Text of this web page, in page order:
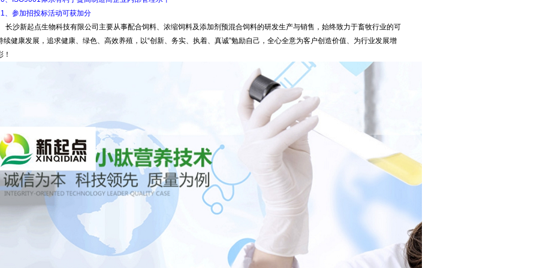
、参加招投标活动可获加分
沙新起点生物科技有限公司主要从事配合饲料、浓缩饲料及添加剂预混合饲料的研发生产与销售，始终致力于畜牧行业的可
续健康发展，追求健康、绿色、高效养殖，以“创新、务实、执着、真诚”勉励自己，全心全意为客户创造价值、为行业发展增
！